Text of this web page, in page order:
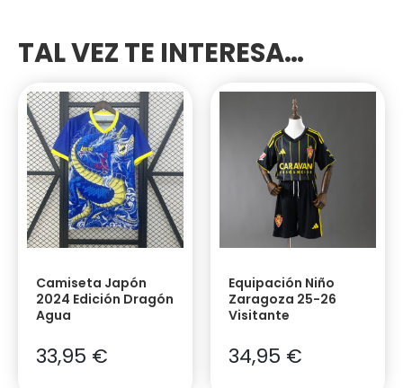
TAL VEZ TE INTERESA…
Camiseta Japón
2024 Edición Dragón
Agua
33,95 €
Equipación Niño
Zaragoza 25-26
Visitante
34,95 €